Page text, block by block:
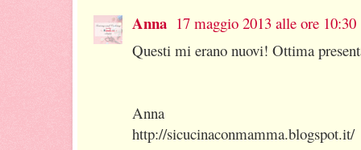
Anna 17 maggio 2013 alle ore 10:30
Questi mi erano nuovi! Ottima
Anna
http://sicucinaconmamma.blogspot.it/